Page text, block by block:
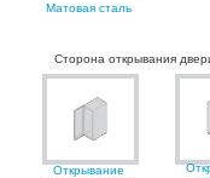
Матовая сталь
Сторона открывания
Открывание